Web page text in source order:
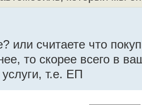
или считаете что
то скорее всего в
т.е. ЕП